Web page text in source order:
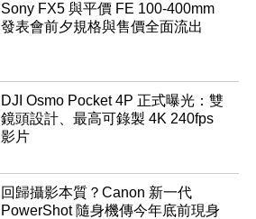
Sony FX5 與平價 FE 100-400mm
發表會前夕規格與售價全面流出
DJI Osmo Pocket 4P 正式曝光：雙
鏡頭設計、最高可錄製 4K 240fps
影片
回歸攝影本質？Canon 新一代
PowerShot 隨身機傳今年底前現身